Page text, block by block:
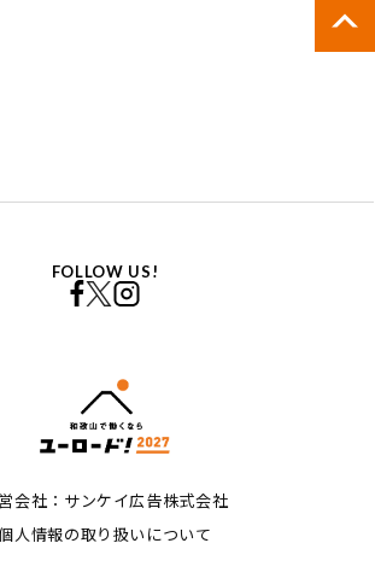
FOLLOW US!
会社：サンケイ広告株式会社
人情報の取り扱いについて